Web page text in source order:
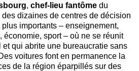
, chef-lieu fantôme du
dizaines de centres de décision
importants – enseignement,
économie, sport – où ne se réunit
qui abrite une bureaucratie sans
voitures font en permanence la
de la région éparpillés sur des